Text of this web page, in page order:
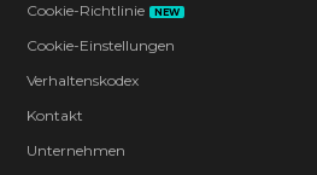
Cookie-Richtlinie
NEW
Cookie-Einstellungen
Verhaltenskodex
Kontakt
Unternehmen